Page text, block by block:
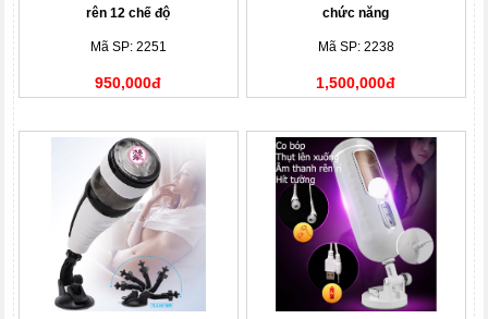
rên 12 chế độ
Mã SP: 2251
950,000đ
chức năng
Mã SP: 2238
1,500,000đ